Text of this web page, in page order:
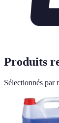
Produits
Sélectionnés par